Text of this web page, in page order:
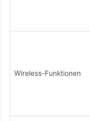
Wireless-Funktionen